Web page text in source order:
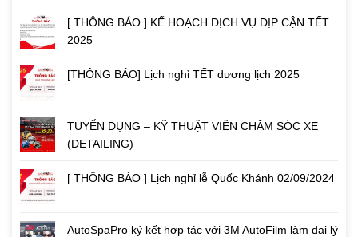
[ THÔNG BÁO ] KẾ HOẠCH DỊCH VỤ DỊP CẬN TẾT
2025
[THÔNG BÁO] Lịch nghỉ TẾT dương lịch 2025
TUYỂN DỤNG – KỸ THUẬT VIÊN CHĂM SÓC XE
(DETAILING)
[ THÔNG BÁO ] Lịch nghỉ lễ Quốc Khánh 02/09/2024
AutoSpaPro ký kết hợp tác với 3M AutoFilm làm đại lý